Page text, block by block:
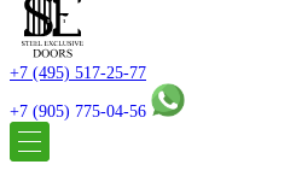
+7 (495) 517-25-77
+7 (905) 775-04-56